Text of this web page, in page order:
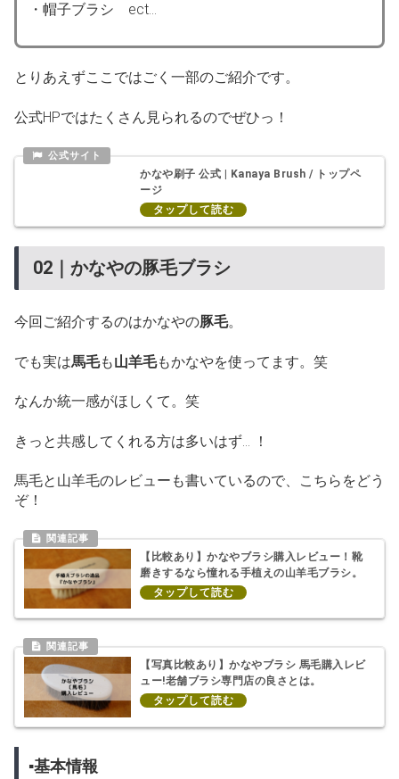
・帽子ブラシ ect…
とりあえずここではごく一部のご紹介です。
公式HPではたくさん見られるのでぜひっ！
かなや刷子 公式 | Kanaya Brush / トップペ
ージ
02｜かなやの豚毛ブラシ
今回ご紹介するのはかなやの豚毛。
でも実は馬毛も山羊毛もかなやを使ってます。笑
なんか統一感がほしくて。笑
きっと共感してくれる方は多いはず… ！
馬毛と山羊毛のレビューも書いているので、こちらをどう
ぞ！
【比較あり】かなやブラシ購入レビュー！靴
磨きするなら憧れる手植えの山羊毛ブラシ。
【写真比較あり】かなやブラシ 馬毛購入レビ
ュー!老舗ブラシ専門店の良さとは。
▪基本情報